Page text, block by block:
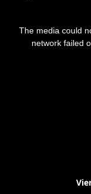
The media could
network failed